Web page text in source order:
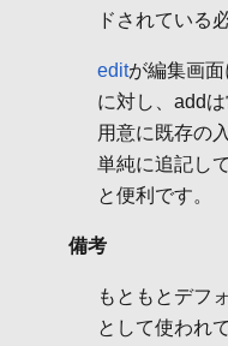
ドされている
editが編集画
に対し、add
用意に既存の
単純に追記し
と便利です。
備考
もともとデフ
として使われ